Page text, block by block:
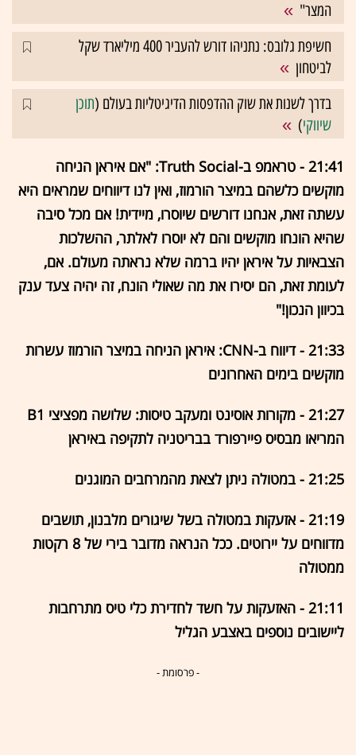
המצר"
חשיפת גלובס: נתניהו דורש להעביר 400 מיליארד שקל
לביטחון
בדרך לשנות את שוק ההדפסות הדיגיטליות בעולם (תוכן
שיווקי)
21:41 - טראמפ ב-Truth Social: "אם איראן הניחה
מוקשים כלשהם במיצר הורמוז, ואין לנו דיווחים שמראים היא
עשתה זאת, אנחנו דורשים שיוסרו, מיידית! אם מכל סיבה
שהיא הונחו מוקשים והם לא יוסרו לאלתר, ההשלכות
הצבאיות על איראן יהיו ברמה שלא נראתה מעולם. אם,
לעומת זאת, הם יסירו את מה שאולי הונח, זה יהיה צעד ענק
בכיוון הנכון!"
21:33 - דיווח ב-CNN: איראן הניחה במיצר הורמוז עשרות
מוקשים בימים האחרונים
21:27 - מקורות אוסינט ומעקב טיסות: שלושה מפציצי B1
המריאו מבסיס פיירפורד בבריטניה לתקיפה באיראן
21:25 - במטולה ניתן לצאת מהמרחבים המוגנים
21:19 - אזעקות במטולה בשל שיגורים מלבנון, תושבים
מדווחים על יירוטים. ככל הנראה מדובר בירי של 8 רקטות
ממטולה
21:11 - האזעקות על חשד לחדירת כלי טיס מתרחבות
ליישובים נוספים באצבע הגליל
- פרסומת -